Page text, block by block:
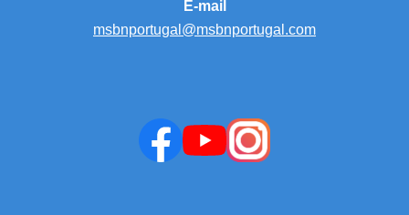
E-mail
msbnportugal@msbnportugal.com